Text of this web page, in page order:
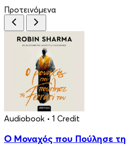
Προτεινόμενα
Audiobook • 1 Credit
Ο Μοναχός που Πούλησε